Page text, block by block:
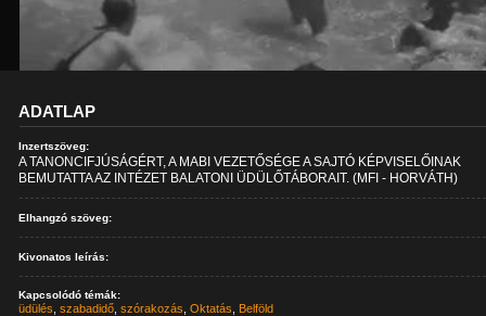
ADATLAP
Inzertszöveg:
A TANONCIFJÚSÁGÉRT, A MABI VEZETŐSÉGE A SAJTÓ KÉPVISELŐINAK
BEMUTATTA AZ INTÉZET BALATONI ÜDÜLŐTÁBORAIT. (MFI - HORVÁTH)
Elhangzó szöveg:
Kivonatos leírás:
Kapcsolódó témák:
üdülés ,szabadidő ,szórakozás ,Oktatás Belföld